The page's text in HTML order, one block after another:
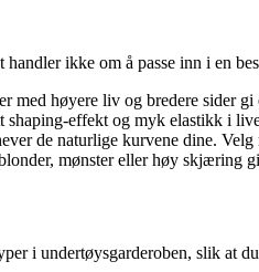
ikke om å passe inn i en
med høyere liv og bredere sider
effekt og myk elastikk i
de naturlige kurvene dine.
mønster eller høy skjæring
i undertøysgarderoben, slik at